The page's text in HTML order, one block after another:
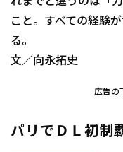
こと。すべての経験
る。
文／向永拓史
広告の
パリでＤＬ初制